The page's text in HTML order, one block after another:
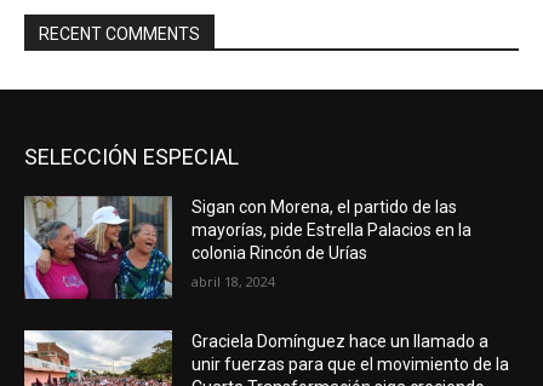
RECENT COMMENTS
SELECCIÓN ESPECIAL
Sigan con Morena, el partido de las
mayorías, pide Estrella Palacios en la
colonia Rincón de Urías
abril 18, 2024
Graciela Domínguez hace un llamado a
unir fuerzas para que el movimiento de la